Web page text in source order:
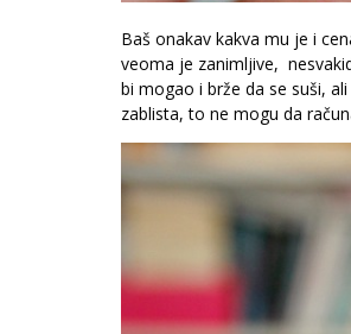
Baš onakav kakva mu je i
veoma je zanimljive,
bi mogao i brže da se suši,
zablista, to ne mogu da